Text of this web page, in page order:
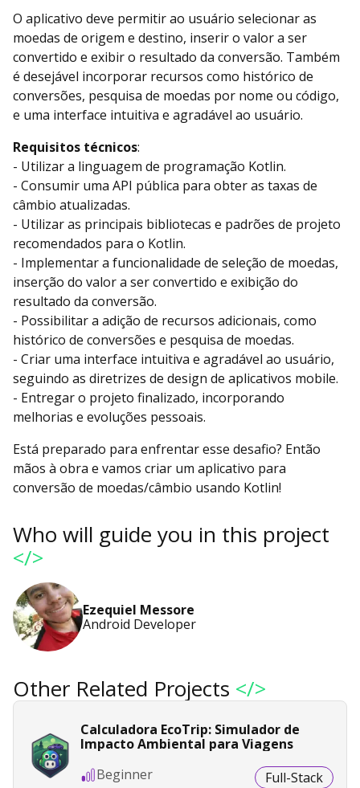
O aplicativo deve permitir ao usuário selecionar as
moedas de origem e destino, inserir o valor a ser
convertido e exibir o resultado da conversão. Também
é desejável incorporar recursos como histórico de
conversões, pesquisa de moedas por nome ou código,
e uma interface intuitiva e agradável ao usuário.
Requisitos técnicos:
- Utilizar a linguagem de programação Kotlin.
- Consumir uma API pública para obter as taxas de
câmbio atualizadas.
- Utilizar as principais bibliotecas e padrões de projeto
recomendados para o Kotlin.
- Implementar a funcionalidade de seleção de moedas,
inserção do valor a ser convertido e exibição do
resultado da conversão.
- Possibilitar a adição de recursos adicionais, como
histórico de conversões e pesquisa de moedas.
- Criar uma interface intuitiva e agradável ao usuário,
seguindo as diretrizes de design de aplicativos mobile.
- Entregar o projeto finalizado, incorporando
melhorias e evoluções pessoais.
Está preparado para enfrentar esse desafio? Então
mãos à obra e vamos criar um aplicativo para
conversão de moedas/câmbio usando Kotlin!
Who will guide you in this project
</>
Ezequiel Messore
Android Developer
Other Related Projects </>
Calculadora EcoTrip: Simulador de
Impacto Ambiental para Viagens
Beginner
Full-Stack